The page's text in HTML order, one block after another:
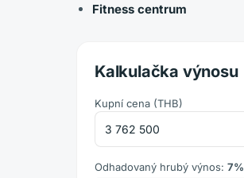
Fitness centrum
Kalkulačka výnosu
Kupní cena (THB)
Odhadovaný hrubý výnos: 7%